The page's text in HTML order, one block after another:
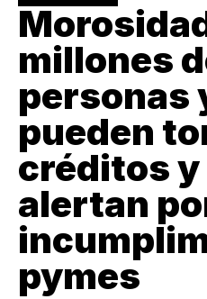
millones
personas
pueden
créditos
alertan
pymes